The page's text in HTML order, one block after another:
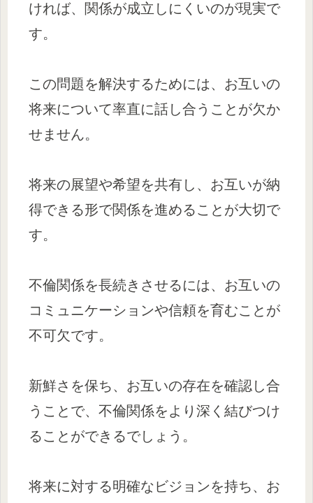
ければ、関係が成立しにくいのが現実で
す。
この問題を解決するためには、お互いの
将来について率直に話し合うことが欠か
せません。
将来の展望や希望を共有し、お互いが納
得できる形で関係を進めることが大切で
す。
不倫関係を長続きさせるには、お互いの
コミュニケーションや信頼を育むことが
不可欠です。
新鮮さを保ち、お互いの存在を確認し合
うことで、不倫関係をより深く結びつけ
ることができるでしょう。
将来に対する明確なビジョンを持ち、お